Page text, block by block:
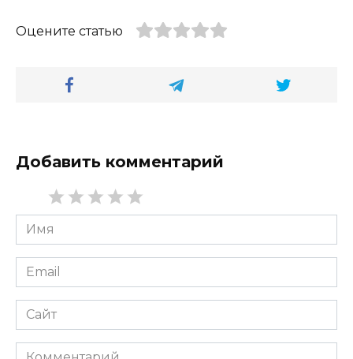
Оцените статью
Добавить комментарий
Имя
*
Email
*
Сайт
Комментарий